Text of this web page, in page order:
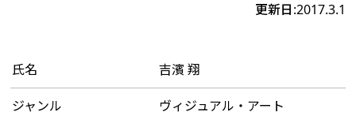
更新日:2017.3.1
氏名 吉濱 翔
ジャンル
ヴィジュアル・アート